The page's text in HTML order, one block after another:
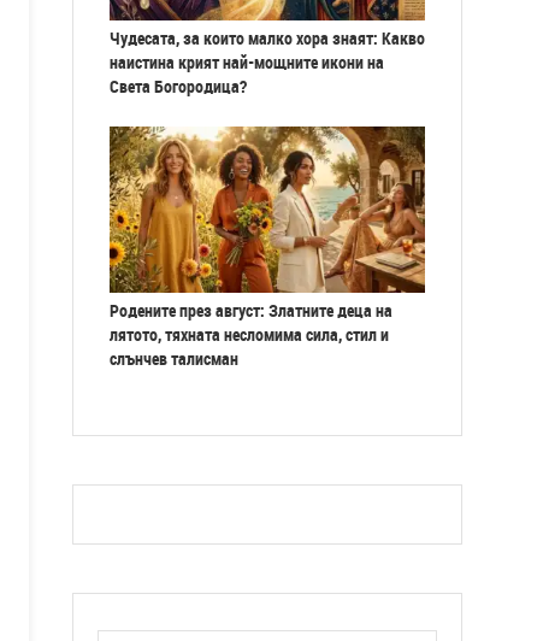
Чудесата, за които малко хора знаят: Какво
наистина крият най-мощните икони на
Света Богородица?
Родените през август: Златните деца на
лятото, тяхната несломима сила, стил и
слънчев талисман